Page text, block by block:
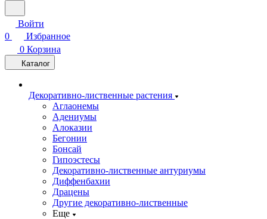
Войти
0
Избранное
0 Корзина
Каталог
Декоративно-лиственные растения
Аглаонемы
Адениумы
Алоказии
Бегонии
Бонсай
Гипоэстесы
Декоративно-лиственные антуриумы
Диффенбахии
Драцены
Другие декоративно-лиственные
Еще